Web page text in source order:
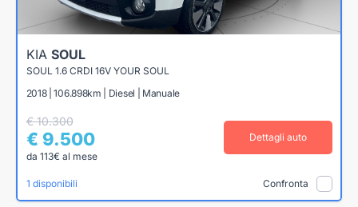
KIA SOUL
SOUL 1.6 CRDI 16V YOUR SOUL
2018 | 106.898km | Diesel | Manuale
€ 10.300
€ 9.500
da 113€ al mese
Dettagli auto
1 disponibili Confronta